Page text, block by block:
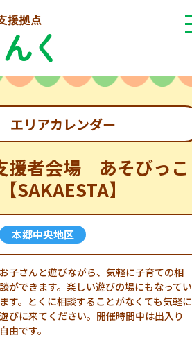
エリアカレンダー
援者会場 あそびっこ
【SAKAESTA】
本郷中央地区
お子さんと遊びながら、気軽に子育ての相
談ができます。楽しい遊びの場にもなってい
ます。とくに相談することがなくても気軽に
遊びに来てください。開催時間中は出入り
自由です。